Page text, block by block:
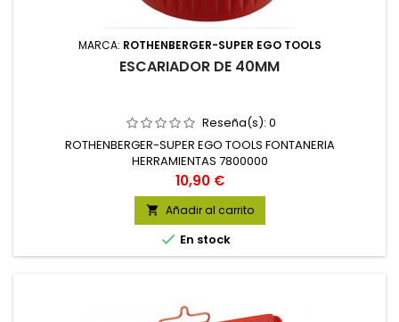
MARCA: ROTHENBERGER-SUPER EGO TOOLS
ESCARIADOR DE 40MM
Reseña(s): 0
ROTHENBERGER-SUPER EGO TOOLS FONTANERIA
HERRAMIENTAS 7800000
Precio
10,90 €
 Añadir al carrito
 En stock